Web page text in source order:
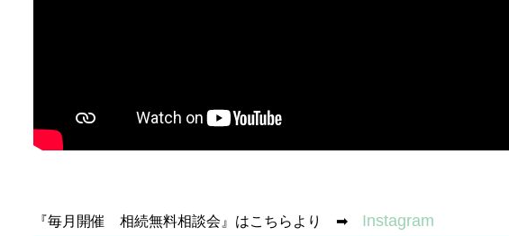
『毎月開催 相続無料相談会』はこちらより ➡ Instagram